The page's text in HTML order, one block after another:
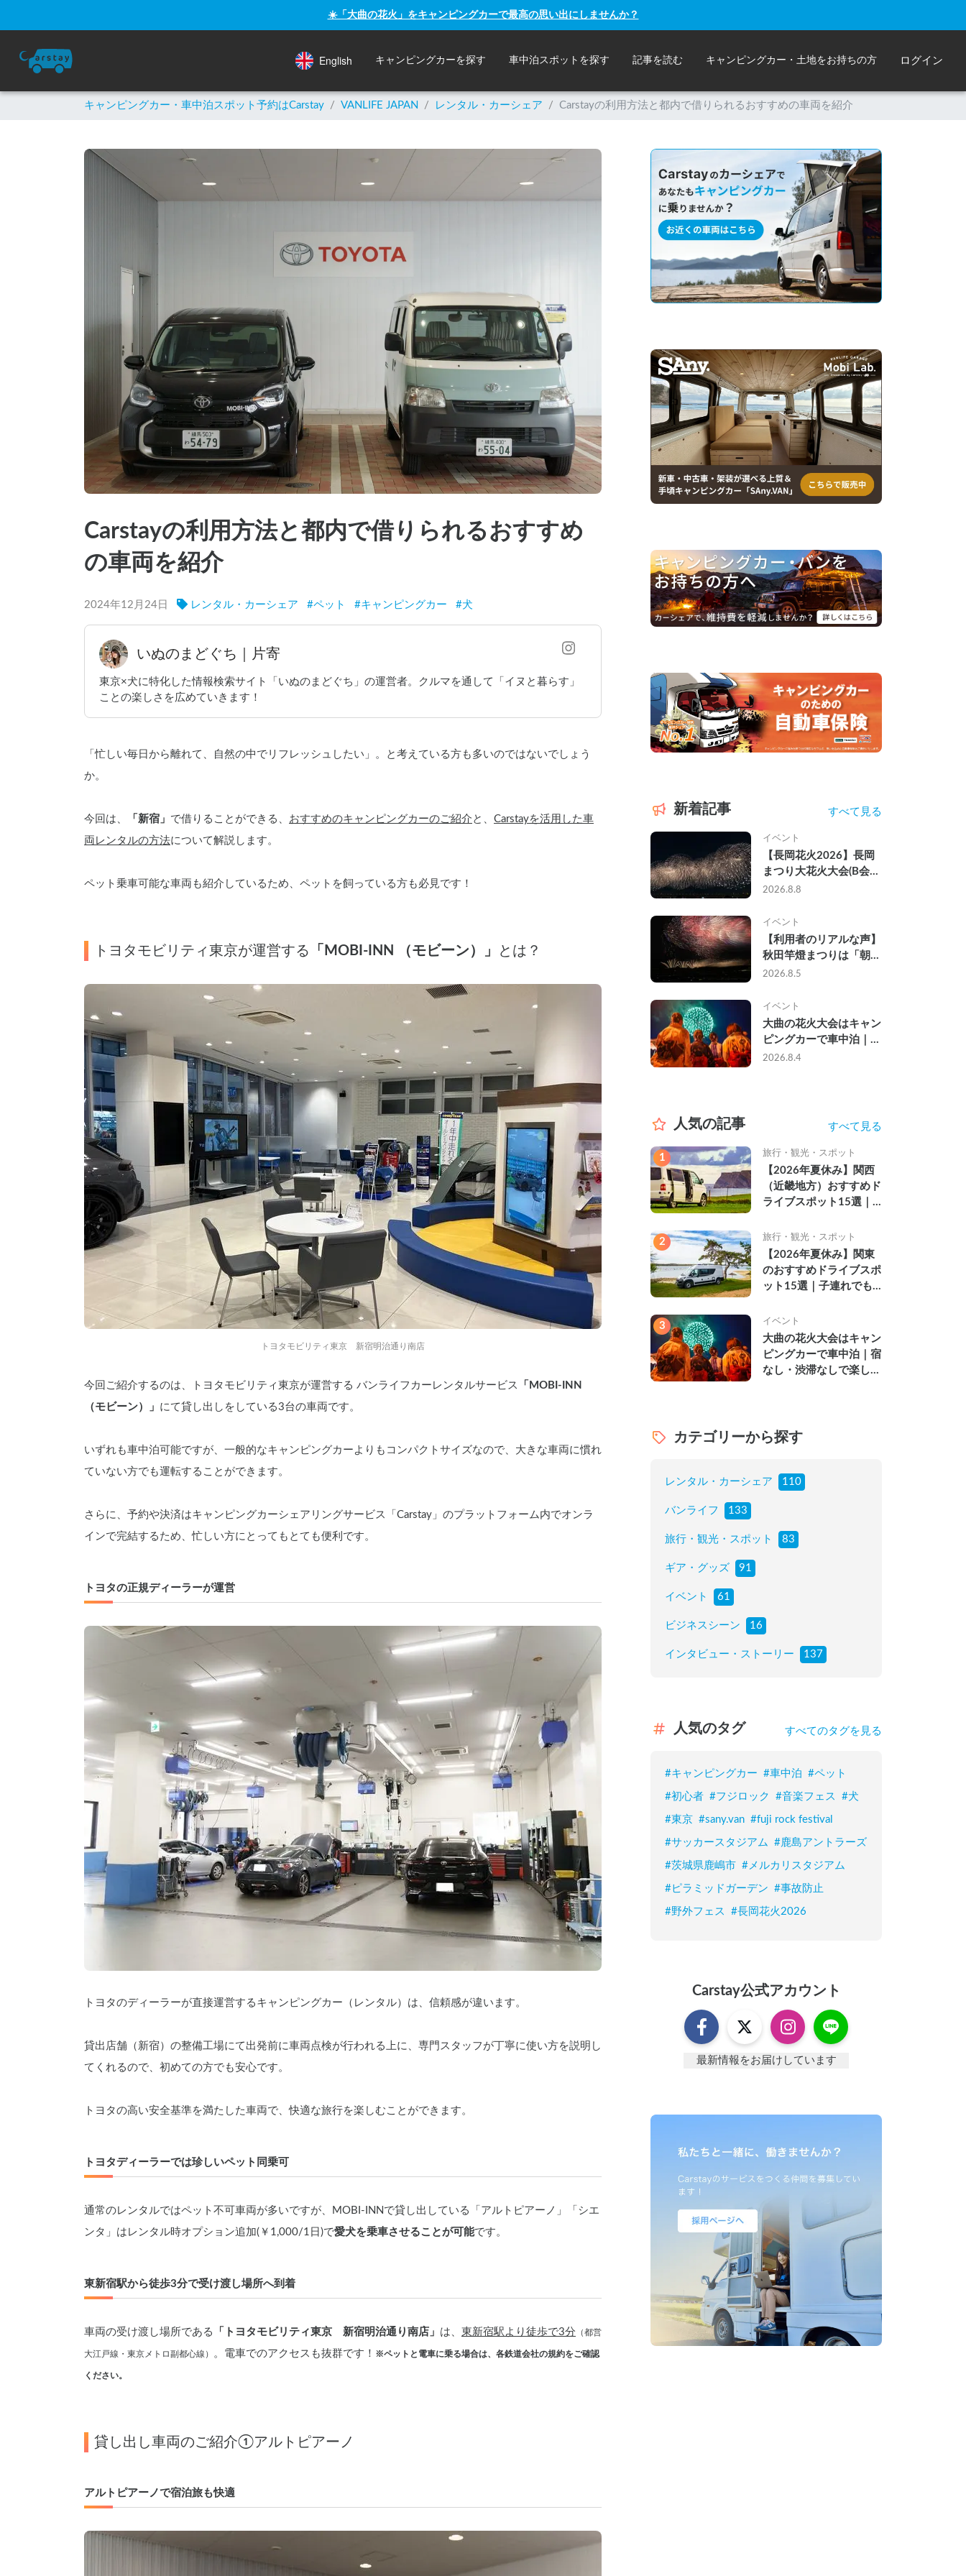
☀️「大曲の花火」をキャンピングカーで最高の思い出にしませんか？
English キャンピングカーを探す 車中泊スポットを探す 記事を読む キャンピングカー・土地をお持ちの方 ログイン
キャンピングカー・車中泊スポット予約はCarstay / VANLIFE JAPAN / レンタル・カーシェア / Carstayの利用方法と都内で借りられるおすすめの車両を紹介
Carstayの利用方法と都内で借りられるおすすめ
の車両を紹介
2024年12月24日 レンタル・カーシェア #ペット #キャンピングカー #犬
いぬのまどぐち｜片寄
東京×犬に特化した情報検索サイト「いぬのまどぐち」の運営者。クルマを通して「イヌと暮らす」
ことの楽しさを広めていきます！
「忙しい毎日から離れて、自然の中でリフレッシュしたい」。と考えている方も多いのではないでしょう
か。
今回は、 「新宿」 で借りることができる、 おすすめのキャンピングカーのご紹介 と、 Carstayを活用した車
両レンタルの方法について解説します。
ペット乗車可能な車両も紹介しているため、ペットを飼っている方も必見です！
トヨタモビリティ東京が運営する 「MOBI-INN （モビーン）」 とは？
トヨタモビリティ東京　新宿明治通り南店
今回ご紹介するのは、トヨタモビリティ東京が運営する バンライフカーレンタルサービス
「MOBI-INN
（モビーン）」 にて貸し出しをしている3台の車両です。
いずれも車中泊可能ですが、一般的なキャンピングカーよりもコンパクトサイズなので、大きな車両に慣れ
ていない方でも運転することができます。
さらに、予約や決済はキャンピングカーシェアリングサービス「Carstay」のプラットフォーム内でオンラ
インで完結するため、忙しい方にとってもとても便利です。
トヨタの正規ディーラーが運営
トヨタのディーラーが直接運営するキャンピングカー（レンタル）は、信頼感が違います。
貸出店舗（新宿）の整備工場にて出発前に車両点検が行われる上に、専門スタッフが丁寧に使い方を説明し
てくれるので、初めての方でも安心です。
トヨタの高い安全基準を満たした車両で、快適な旅行を楽しむことができます。
トヨタディーラーでは珍しいペット同乗可
通常のレンタルではペット不可車両が多いですが、MOBI-INNで貸し出している「アルトピアーノ」「シエ
ンタ」はレンタル時オプション追加(￥1,000/1日)で愛犬を乗車させることが可能です。
東新宿駅から徒歩3分で受け渡し場所へ到着
車両の受け渡し場所である 「トヨタモビリティ東京　新宿明治通り南店」 は、 東新宿駅より徒歩で3分 （都営
大江戸線・東京メトロ副都心線） 。電車でのアクセスも抜群です！ ※ペットと電車に乗る場合は、各鉄道会社の規約をご確認
ください。
貸し出し車両のご紹介①アルトピアーノ
アルトピアーノで宿泊旅も快適
新着記事 すべて見る
イベント
【長岡花火2026】長岡
まつり大花火大会(B会
場)にキャンピングカー
車中泊してきた
2026.8.8
イベント
【利用者のリアルな声】
秋田竿燈まつりは「朝か
ら夜まで」の祭り。キャ
組の記録
2026.8.5
イベント
大曲の花火大会はキャン
ピングカーで車中泊｜宿
なし・渋滞なしで楽しむ
2026.8.4
人気の記事 すべて見る
1 旅行・観光・スポット
【2026年夏休み】関西
（近畿地方）おすすめド
ライブスポット15選｜
名所を紹介
2 旅行・観光・スポット
【2026年夏休み】関東
のおすすめドライブスポ
ット15選｜子連れでも
ルメ・温泉を徹底解説
3 イベント
大曲の花火大会はキャン
ピングカーで車中泊｜宿
なし・渋滞なしで楽しむ
カテゴリーから探す
レンタル・カーシェア 110
バンライフ 133
旅行・観光・スポット 83
ギア・グッズ 91
イベント 61
ビジネスシーン 16
インタビュー・ストーリー 137
人気のタグ すべてのタグを見る
#キャンピングカー #車中泊 #ペット
#初心者 #フジロック #音楽フェス #犬
#東京 #sany.van #fuji rock festival
#サッカースタジアム #鹿島アントラーズ
#茨城県鹿嶋市 #メルカリスタジアム
#ピラミッドガーデン #事故防止
#野外フェス #長岡花火2026
Carstay公式アカウント
最新情報をお届けしています